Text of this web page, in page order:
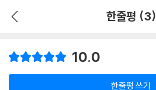
한줄평 (3)
10.0
한줄평 쓰기